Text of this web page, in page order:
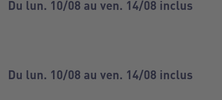
Du lun. 10/08 au ven. 14/08 inclus
Du lun. 10/08 au ven. 14/08 inclus